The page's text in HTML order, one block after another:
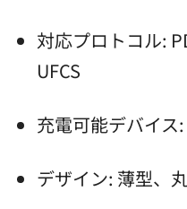
対応プロトコル:
UFCS
充電可能デバイス
デザイン: 薄型、